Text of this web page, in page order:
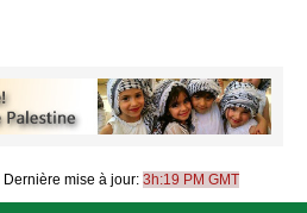
Dernière mise à jour: 3h:19 PM GMT